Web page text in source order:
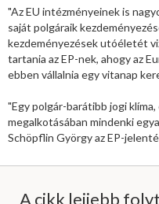
"Az EU intézményeinek is
saját polgáraik
kezdeményezések utóéletét
tartania az EP-nek, ahogy az
ebben vállalnia egy vitanap
"Egy polgár-barátibb jogi
megalkotásában mindenki
Schöpflin György az EP-
A cikk lejjebb